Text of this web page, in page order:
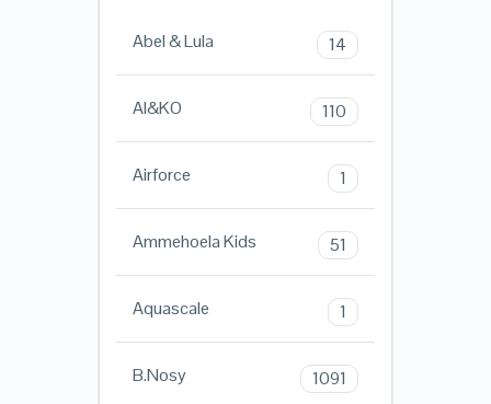
Abel & Lula 14
AI&KO 110
Airforce 1
Ammehoela Kids 51
Aquascale 1
B.Nosy 1091